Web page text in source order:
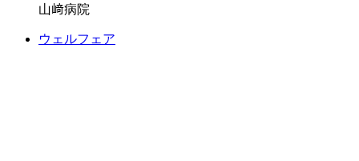
山﨑病院
ウェルフェア